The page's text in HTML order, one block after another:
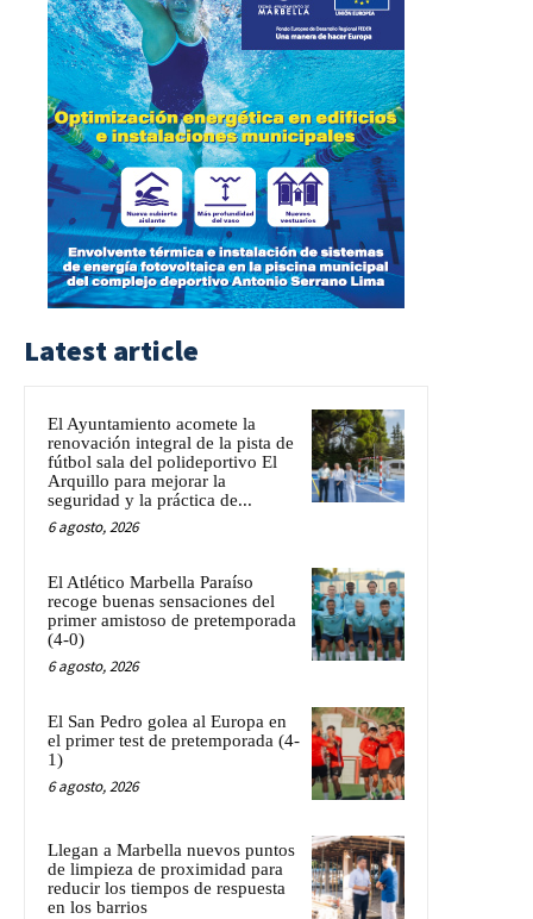
Latest article
El Ayuntamiento acomete la
renovación integral de la pista de
fútbol sala del polideportivo El
Arquillo para mejorar la
seguridad y la práctica de...
6 agosto, 2026
El Atlético Marbella Paraíso
recoge buenas sensaciones del
primer amistoso de pretemporada
(4-0)
6 agosto, 2026
El San Pedro golea al Europa en
el primer test de pretemporada (4-
1)
6 agosto, 2026
Llegan a Marbella nuevos puntos
de limpieza de proximidad para
reducir los tiempos de respuesta
en los barrios